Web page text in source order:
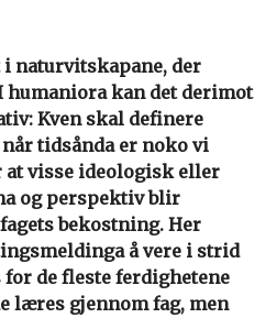
naturvitskapane, der
humaniora kan det derimot
Kven skal definere
tidsånda er noko vi
at visse ideologisk eller
og perspektiv blir
bekostning. Her
å vere i strid
for de fleste ferdighetene
læres gjennom fag, men